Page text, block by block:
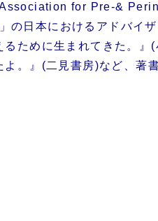
Association for Pre‐&
の日本におけるアドバイ
るために生まれてきた。』
。』(二見書房)など、著書